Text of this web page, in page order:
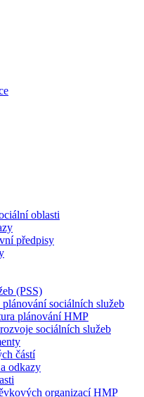
oblasti
předpisy
(PSS)
sociálních služeb
plánování HMP
sociálních služeb
částí
odkazy
organizací HMP